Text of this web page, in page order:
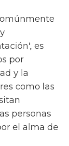
es
por
y la
como las
personas
el alma de